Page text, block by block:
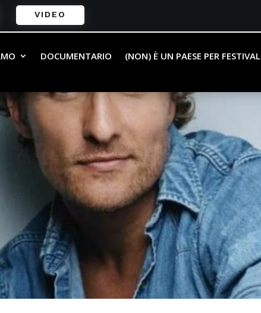
VIDEO
DOCUMENTARIO (NON) È UN PAESE PER FESTIVAL